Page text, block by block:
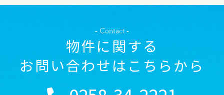
Contact
物件に関する
お問い合わせはこちらから